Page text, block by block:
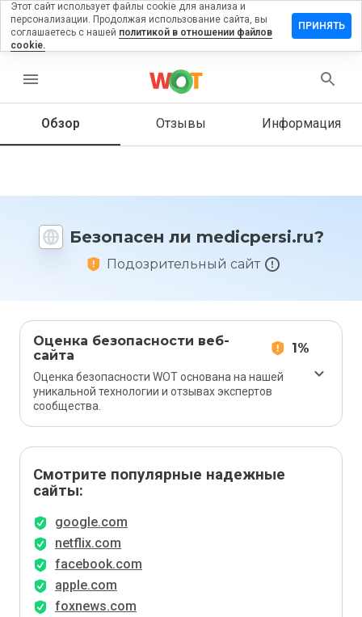
menu
Обзор Отзывы Информация
Безопасен ли medicpersi.ru?
Подозрительный сайт
Оценка безопасности веб-
сайта
1%
Оценка безопасности WOT основана на нашей
уникальной технологии и отзывах экспертов
сообщества.
Смотрите популярные надежные
сайты:
google.com
netflix.com
facebook.com
apple.com
foxnews.com
на
Как бы
этот
1 до 5?
Этот сайт использует файлы cookie для анализа и
персонализации. Продолжая использование сайта, вы
соглашаетесь с нашей политикой в отношении файлов
cookie.
ПРИНЯТЬ